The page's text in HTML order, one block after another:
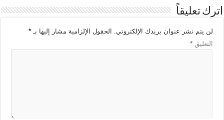
اترك تعليقاً
لن يتم نشر عنوان بريدك الإلكتروني. الحقول الإلزامية مشار إليها بـ*
التعليق*